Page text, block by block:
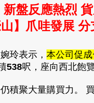
新盤反應熱烈
山】爪哇發展
玲表示， 本公司促
538呎 ， 座向西北飽
積聚大量購買力。